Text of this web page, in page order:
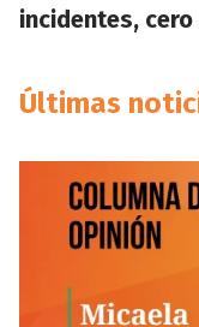
incidentes,
Últimas